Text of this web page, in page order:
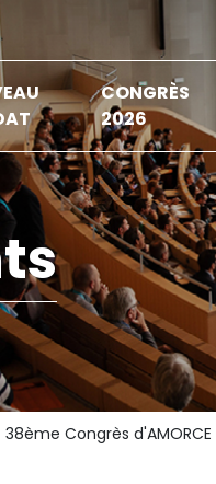
CONGRÈS
2026
38ème Congrès d'AMORCE